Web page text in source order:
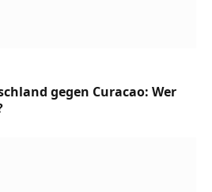
gegen Curacao: Wer